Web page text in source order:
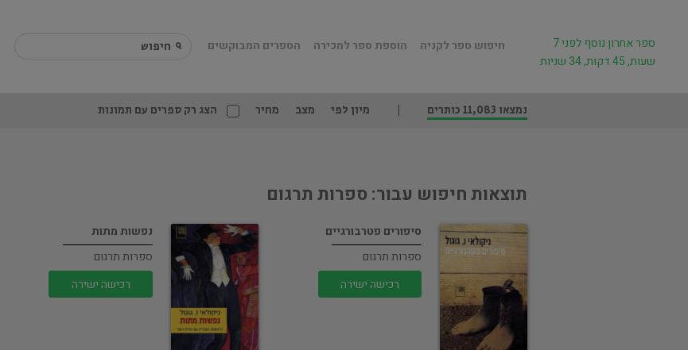
חיפוש ספר לקניה הוספת ספר למכירה הספרים המבוקשים
ספר אחרון נוסף לפני 7
שעות, 45 דקות, 34 שניות
נמצאו 11,083 כותרים מיון לפי מצב מחיר הצג רק ספרים עם תמונות
תוצאות חיפוש עבור: ספרות תרגום
סיפורים פטרבורגיים
ספרות תרגום
רכישה ישירה
נפשות מתות
ספרות תרגום
רכישה ישירה